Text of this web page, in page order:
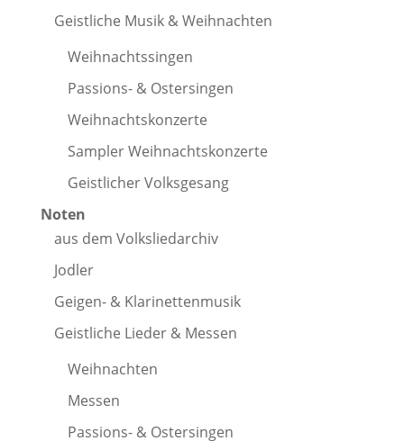
Geistliche Musik & Weihnachten
Weihnachtssingen
Passions- & Ostersingen
Weihnachtskonzerte
Sampler Weihnachtskonzerte
Geistlicher Volksgesang
Noten
aus dem Volksliedarchiv
Jodler
Geigen- & Klarinettenmusik
Geistliche Lieder & Messen
Weihnachten
Messen
Passions- & Ostersingen